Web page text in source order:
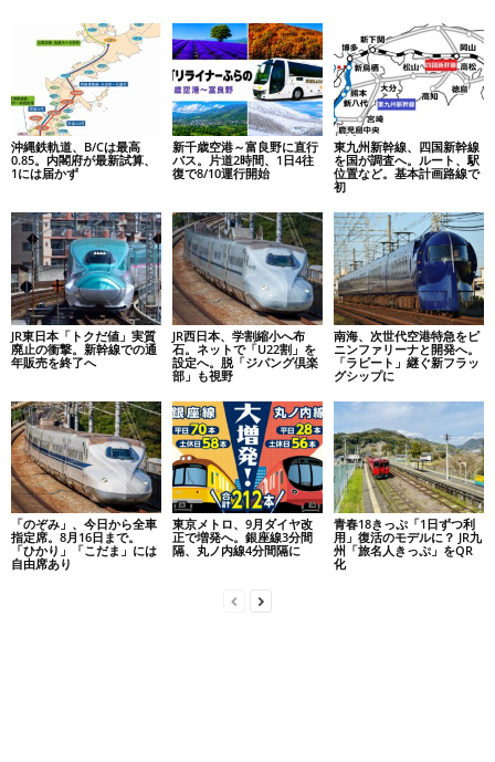
沖縄鉄軌道、B/Cは最高
0.85。内閣府が最新試算、
1には届かず
新千歳空港～富良野に直行
バス。片道2時間、1日4往
復で8/10運行開始
東九州新幹線、四国新幹線
を国が調査へ。ルート、駅
位置など。基本計画路線で
初
JR東日本「トクだ値」実質
廃止の衝撃。新幹線での通
年販売を終了へ
JR西日本、学割縮小へ布
石。ネットで「U22割」を
設定へ。脱「ジパング倶楽
部」も視野
南海、次世代空港特急をピ
ニンファリーナと開発へ。
「ラピート」継ぐ新フラッ
グシップに
「のぞみ」、今日から全車
指定席。8月16日まで。
「ひかり」「こだま」には
自由席あり
東京メトロ、9月ダイヤ改
正で増発へ。銀座線3分間
隔、丸ノ内線4分間隔に
青春18きっぷ「1日ずつ利
用」復活のモデルに？ JR九
州「旅名人きっぷ」をQR
化